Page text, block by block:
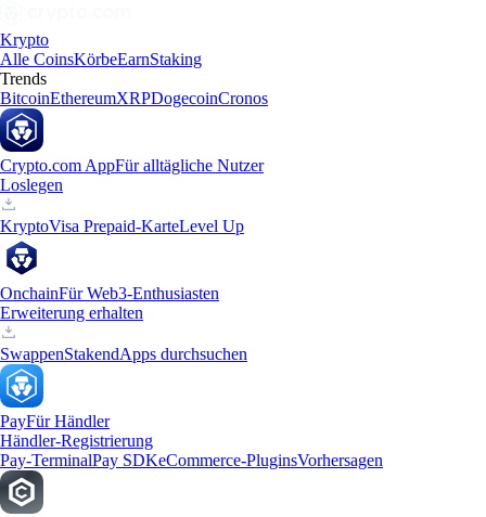
Krypto
Alle CoinsKörbeEarnStaking
Trends
BitcoinEthereumXRPDogecoinCronos
Crypto.com AppFür alltägliche Nutzer
Loslegen
KryptoVisa Prepaid-KarteLevel Up
OnchainFür Web3-Enthusiasten
Erweiterung erhalten
SwappenStakendApps durchsuchen
PayFür Händler
Händler-Registrierung
Pay-TerminalPay SDKeCommerce-PluginsVorhersagen